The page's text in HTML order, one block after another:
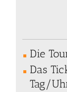
Die
Das
Tag/